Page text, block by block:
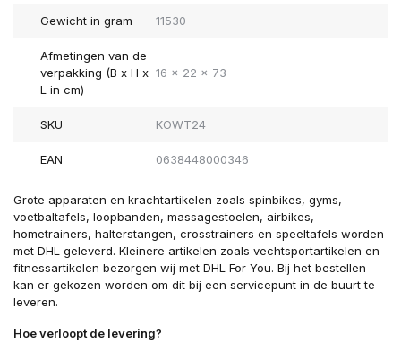
Gewicht in gram 11530
Afmetingen van de
verpakking (B x H x
L in cm)
16 x 22 x 73
SKU KOWT24
EAN 0638448000346
Grote apparaten en krachtartikelen zoals spinbikes, gyms,
voetbaltafels, loopbanden, massagestoelen, airbikes,
hometrainers, halterstangen, crosstrainers en speeltafels worden
met DHL geleverd. Kleinere artikelen zoals vechtsportartikelen en
fitnessartikelen bezorgen wij met DHL For You. Bij het bestellen
kan er gekozen worden om dit bij een servicepunt in de buurt te
leveren.
Hoe verloopt de levering?